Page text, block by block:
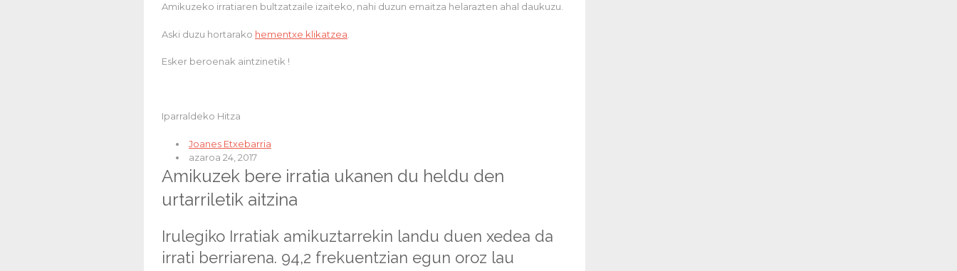
Amikuzeko irratiaren bultzatzaile izaiteko, nahi duzun emaitza helarazten ahal daukuzu.
Aski duzu hortarako hementxe klikatzea
Esker beroenak aintzinetik !
Iparraldeko Hitza
Joanes Etxebarria
azaroa 24, 2017
Amikuzek bere irratia ukanen du heldu den
urtarriletik aitzina
Irulegiko Irratiak amikuztarrekin landu duen xedea da
irrati berriarena. 94,2 frekuentzian egun oroz lau